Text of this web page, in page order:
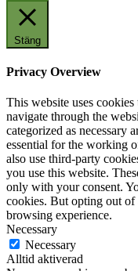
Stäng
Privacy Overview
This website uses
navigate through the
categorized as necessary
essential for the working
also use third-party
you use this website.
only with your consent.
cookies. But opting out of
browsing experience.
Necessary
Necessary
Alltid aktiverad